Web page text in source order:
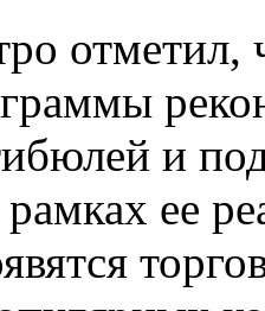
отметил,
и
ее